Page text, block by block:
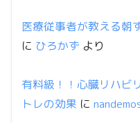
医療従事者が教える朝
に ひろかず より
有料級！！心臓リハビ
トレの効果 に